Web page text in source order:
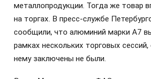
металлопродукции. Тогда же товар
на торгах. В пресс-службе
сообщили, что алюминий марки А7
рамках нескольких торговых
нему заключены не были.